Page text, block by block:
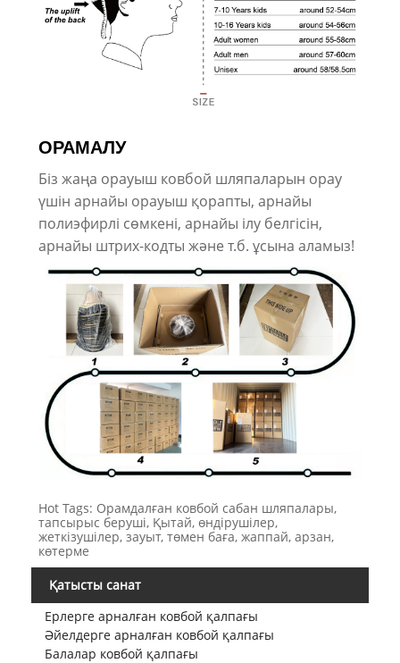
ОРАМАЛУ
Біз жаңа орауыш ковбой шляпаларын орау
үшін арнайы орауыш қорапты, арнайы
полиэфирлі сөмкені, арнайы ілу белгісін,
арнайы штрих-кодты және т.б. ұсына аламыз!
Hot Tags: Орамдалған ковбой сабан шляпалары,
тапсырыс беруші, Қытай, өндірушілер,
жеткізушілер, зауыт, төмен баға, жаппай, арзан,
көтерме
Қатысты санат
Ерлерге арналған ковбой қалпағы
Әйелдерге арналған ковбой қалпағы
Балалар ковбой қалпағы